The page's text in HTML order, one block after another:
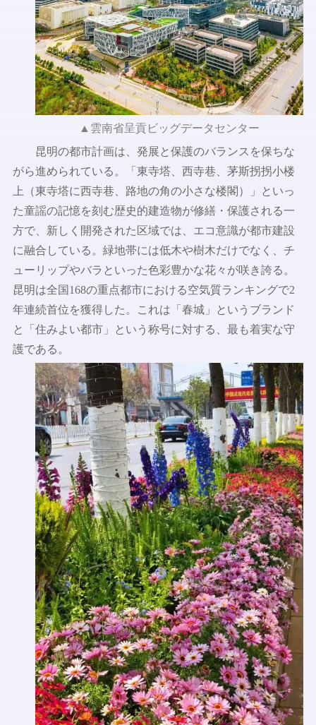
▲雲南省呈貢ビッグデータセンター
昆明の都市計画は、発展と保護のバランスを保ちな
がら進められている。「東寺塔、西寺巷、茅斯拐拐小楼
上（東寺塔に西寺巷、路地の角の小さな楼閣）」といっ
た童謡の記憶を刻む歴史的建造物が修繕・保護される一
方で、新しく開発された区域では、エコ意識が都市建設
に融合している。緑地帯には低木や樹木だけでなく、チ
ューリップやバラといった色彩豊かな花々が咲き誇る。
昆明は全国168の重点都市における空気質ランキングで2
年連続首位を獲得した。これは「春城」というブランド
と「住みよい都市」という称号に対する、最も着実な守
護である。